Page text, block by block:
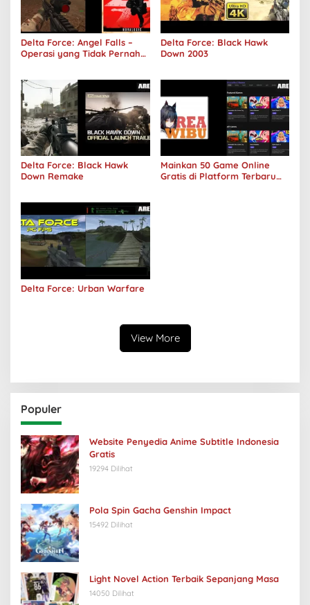
Delta Force: Angel Falls –
Operasi yang Tidak Pernah
Delta Force: Black Hawk
Down 2003
Delta Force: Black Hawk
Down Remake
Mainkan 50 Game Online
Gratis di Platform Terbaru
Delta Force: Urban Warfare
View More
Populer
Website Penyedia Anime Subtitle Indonesia
Gratis
19294 Dilihat
Pola Spin Gacha Genshin Impact
15492 Dilihat
Light Novel Action Terbaik Sepanjang Masa
14050 Dilihat